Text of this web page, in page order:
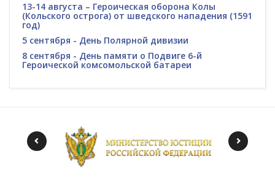
13-14 августа – Героическая оборона Колы
(Кольского острога) от шведского нападения (1591
год)
5 сентября - День Полярной дивизии
8 сентября - День памяти о Подвиге 6-й
Героической комсомольской батареи